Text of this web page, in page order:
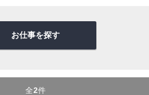
お仕事を探す
全2件